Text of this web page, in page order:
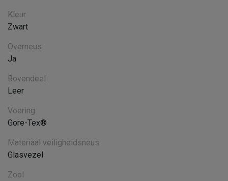
Kleur
Zwart
Overneus
Ja
Bovendeel
Leer
Voering
Gore-Tex®
Materiaal veiligheidsneus
Glasvezel
Zool